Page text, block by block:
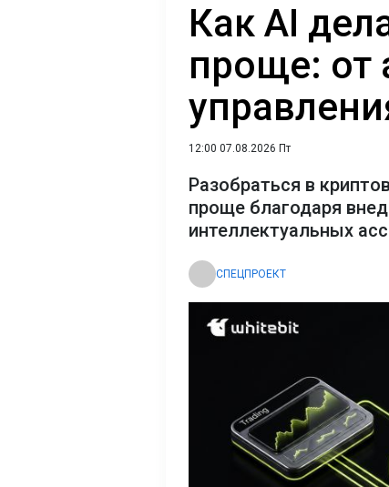
Как AI
проще: от
12:00 07.08.2026 Пт
Разобраться в
проще благодаря
интеллектуальных
СПЕЦПРОЕКТ